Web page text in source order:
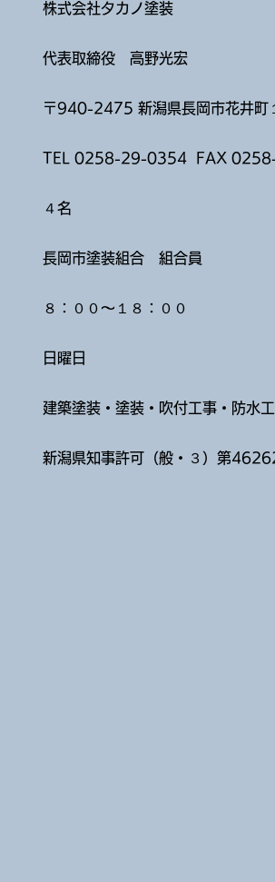
​株式会社タカノ塗装
代表取締役 高野光宏
〒940-2475 新潟県長岡市花井町
TEL 0258-29-0354 FAX
４名
​長岡市塗装組合 組合員
８：００〜１８：００
日曜日
建築塗装 ・塗装・吹付工事・防水
新潟県知事許可（般・３）第